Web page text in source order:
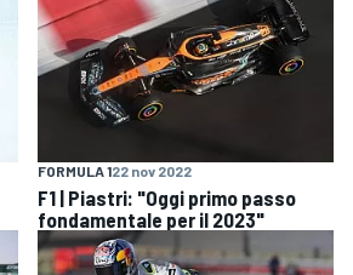
FORMULA 122 nov 2022
F1 | Piastri: "Oggi primo passo
fondamentale per il 2023"